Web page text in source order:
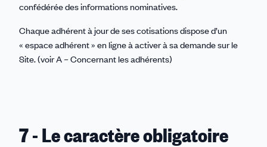
confédérée des informations nominatives.
Chaque adhérent à jour de ses cotisations dispose d’un
« espace adhérent » en ligne à activer à sa demande sur le
Site. (voir A – Concernant les adhérents)
7 - Le caractère obligatoire